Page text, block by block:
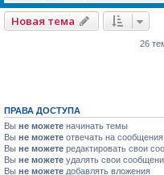
Новая тема
26
ПРАВА ДОСТУПА
Вы не можете начинать темы
Вы не можете отвечать на сообщения
Вы не можете редактировать свои
Вы не можете удалять свои
Вы не можете добавлять вложения